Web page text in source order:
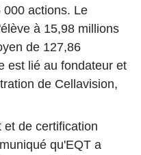
000 actions. Le
à 15,98 millions
de 127,86
est lié au fondateur et
de Cellavision,
et de certification
qu'EQT a